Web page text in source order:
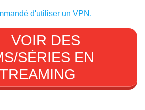
d'utiliser un VPN.
VOIR DES
SÉRIES EN